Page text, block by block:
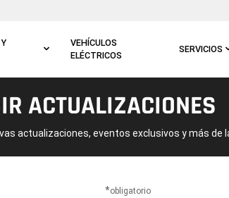
VEHÍCULOS
ELÉCTRICOS
SERVICIOS
ACTUALIZACIONES
actualizaciones, eventos exclusivos y más de
obligatorio